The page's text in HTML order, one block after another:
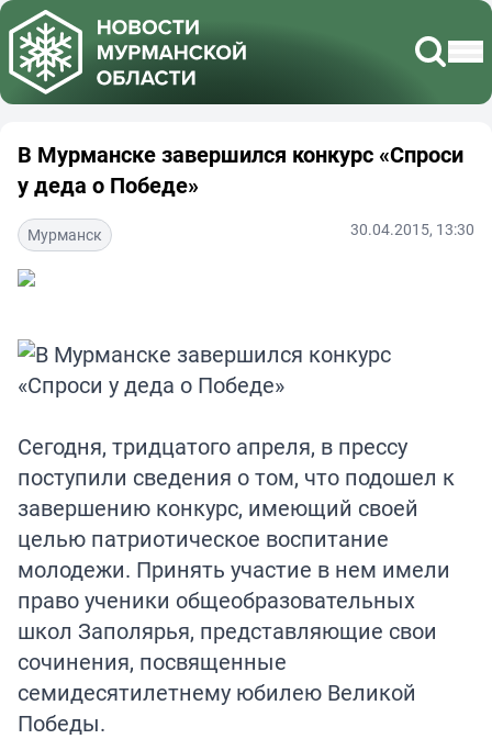
В Мурманске завершился конкурс «Спроси
у деда о Победе»
Мурманск 30.04.2015, 13:30
Сегодня, тридцатого апреля, в прессу
поступили сведения о том, что подошел к
завершению конкурс, имеющий своей
целью патриотическое воспитание
молодежи. Принять участие в нем имели
право ученики общеобразовательных
школ Заполярья, представляющие свои
сочинения, посвященные
семидесятилетнему юбилею Великой
Победы.